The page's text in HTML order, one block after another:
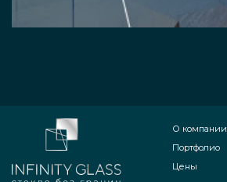
О компании
Портфолио
Цены